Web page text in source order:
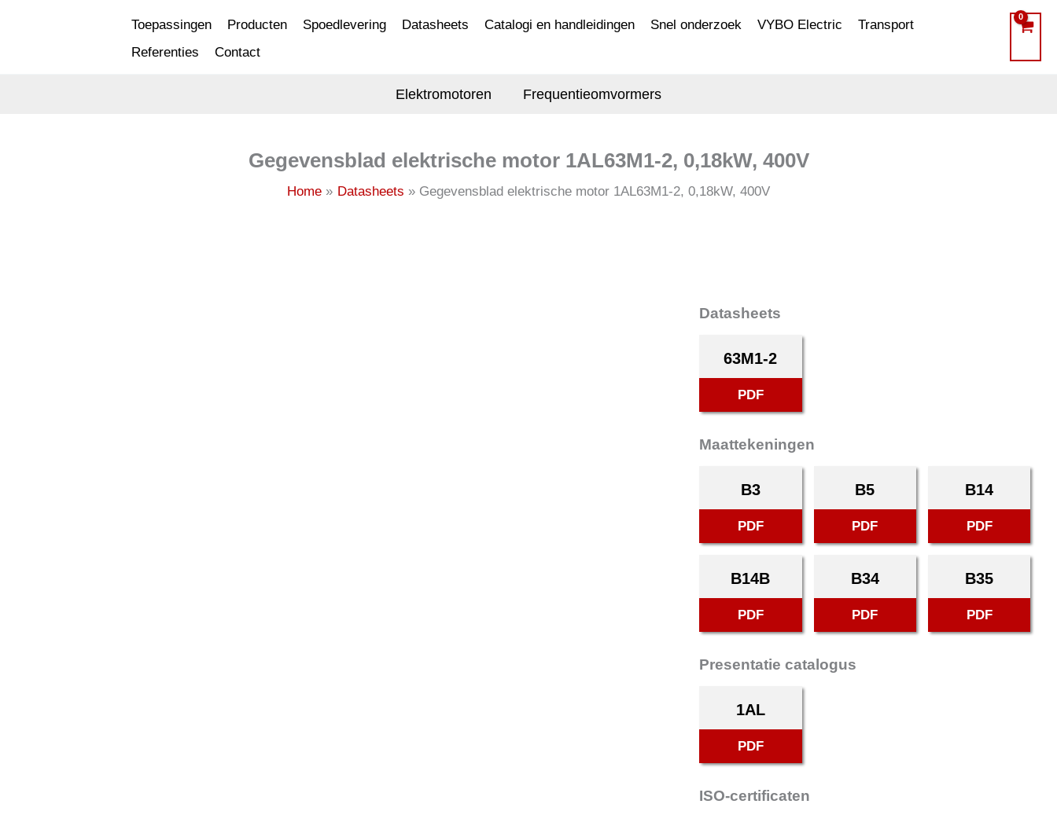
Toepassingen Producten Spoedlevering Datasheets Catalogi en handleidingen Snel onderzoek VYBO Electric
Transport
Referenties
Contact
Elektromotoren Frequentieomvormers
Gegevensblad elektrische motor 1AL63M1-2, 0,18kW, 400V
Home Datasheets Gegevensblad elektrische motor 1AL63M1-2, 0,18kW, 400V
Datasheets
63M1-2
PDF
Maattekeningen
B3
PDF
B5
PDF
B14
PDF
B14B
PDF
B34
PDF
B35
PDF
Presentatie catalogus
1AL
PDF
ISO-certificaten